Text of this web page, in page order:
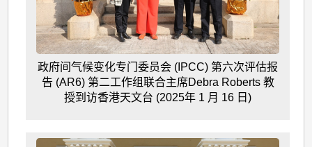
政府间气候变化专门委员会 (IPCC) 第六次评估报
告 (AR6) 第二工作组联合主席Debra Roberts 教
授到访香港天文台 (2025年 1 月 16 日)